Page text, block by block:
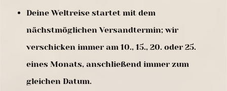
Deine Weltreise startet mit dem
nächstmöglichen Versandtermin; wir
verschicken immer am 10., 15., 20. oder 25.
eines Monats, anschließend immer zum
gleichen Datum.